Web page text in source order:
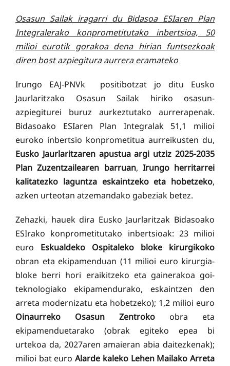
Osasun Sailak iragarri du Bidasoa ESIaren Plan
Integralerako konprometitutako inbertsioa, 50
milioi eurotik gorakoa dena hirian funtsezkoak
diren bost azpiegitura aurrera eramateko
Irungo EAJ-PNVk positibotzat jo ditu Eusko
Jaurlaritzako Osasun Sailak hiriko osasun-
azpiegiturei buruz aurkeztutako aurrerapenak.
Bidasoako ESIaren Plan Integralak 51,1 milioi
euroko inbertsio konprometitua aurreikusten du,
Eusko Jaurlaritzaren apustua argi utziz 2025-2035
Plan Zuzentzailearen barruan, Irungo herritarrei
kalitatezko laguntza eskaintzeko eta hobetzeko,
azken urteotan atzemandako gabeziak betez.
Zehazki, hauek dira Eusko Jaurlaritzak Bidasoako
ESIrako konprometitutako inbertsioak: 23 milioi
euro Eskualdeko Ospitaleko bloke kirurgikoko
obran eta ekipamenduan (11 milioi euro kirurgia-
bloke berri hori eraikitzeko eta gainerakoa goi-
teknologiako ekipamendurako, eskaintzen den
arreta modernizatu eta hobetzeko); 1,2 milioi euro
Oinaurreko Osasun Zentroko obra eta
ekipamenduetarako (obrak egiteko epea bi
urtekoa da, 2027aren amaieran abia daitezkenak);
milioi bat euroAlarde kaleko Lehen Mailako Arreta